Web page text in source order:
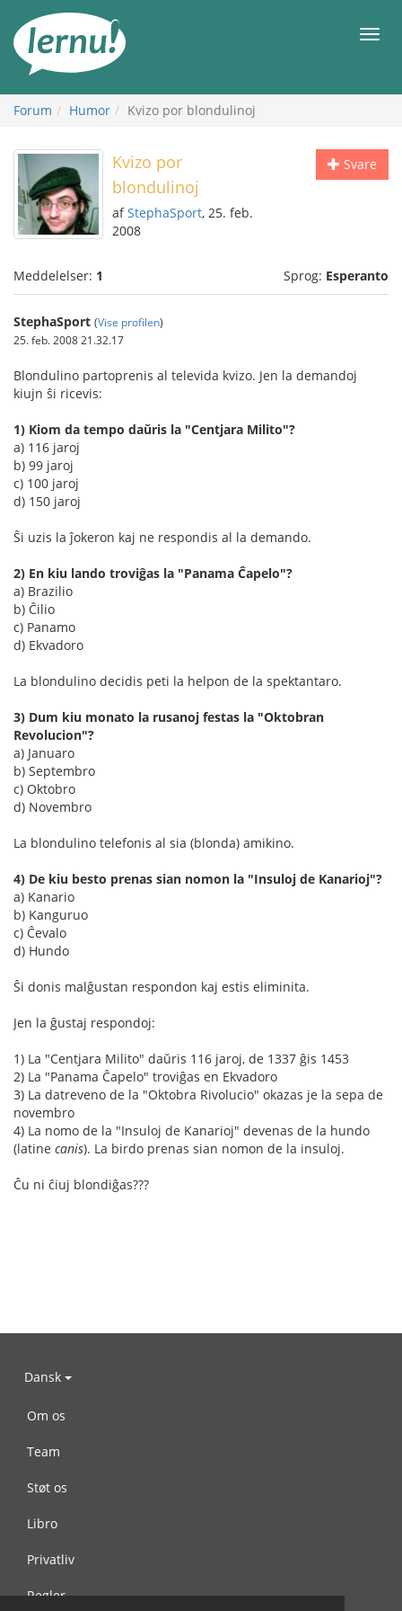
indholdet
Forum Humor Kvizo por blondulinoj
Svare
Kvizo por
blondulinoj
afStephaSport, 25. feb.
2008
Meddelelser: 1 Sprog: Esperanto
StephaSport (Vise profilen)
25. feb. 2008 21.32.17
Blondulino partoprenis al televida kvizo. Jen la demandoj
kiujn ŝi ricevis:
1) Kiom da tempo daŭris la "Centjara Milito"?
a) 116 jaroj
b) 99 jaroj
c) 100 jaroj
d) 150 jaroj
Ŝi uzis la ĵokeron kaj ne respondis al la demando.
2) En kiu lando troviĝas la "Panama Ĉapelo"?
a) Brazilio
b) Ĉilio
c) Panamo
d) Ekvadoro
La blondulino decidis peti la helpon de la spektantaro.
3) Dum kiu monato la rusanoj festas la "Oktobran
Revolucion"?
a) Januaro
b) Septembro
c) Oktobro
d) Novembro
La blondulino telefonis al sia (blonda) amikino.
4) De kiu besto prenas sian nomon la "Insuloj de Kanarioj"?
a) Kanario
b) Kanguruo
c) Ĉevalo
d) Hundo
Ŝi donis malĝustan respondon kaj estis eliminita.
Jen la ĝustaj respondoj:
1) La "Centjara Milito" daŭris 116 jaroj, de 1337 ĝis 1453
2) La "Panama Ĉapelo" troviĝas en Ekvadoro
3) La datreveno de la "Oktobra Rivolucio" okazas je la sepa de
novembro
4) La nomo de la "Insuloj de Kanarioj" devenas de la hundo
(latine canis). La birdo prenas sian nomon de la insuloj.
Ĉu ni ĉiuj blondiĝas???
Dansk
Om os
Team
Støt os
Libro
Privatliv
Regler